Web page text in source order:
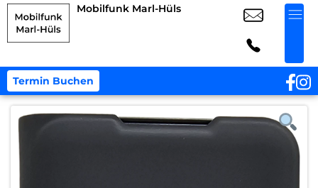
Mobilfunk Marl-Hüls
Termin Buchen